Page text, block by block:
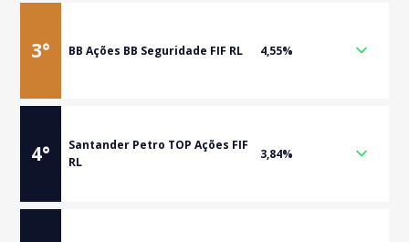
3° BB Ações BB Seguridade FIF RL 4,55%
4°
Santander Petro TOP Ações FIF
RL
3,84%